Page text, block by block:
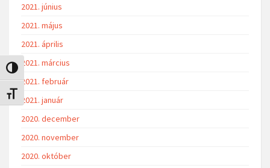
Nagy kontraszt váltása
Betűméret váltása
2021. június
2021. május
2021. április
2021. március
2021. február
2021. január
2020. december
2020. november
2020. október